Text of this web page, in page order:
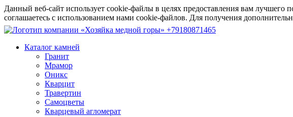
Данный веб-сайт использует cookie-файлы в целях предоставления вам лучшего
соглашаетесь с использованием нами cookie-файлов. Для получения
+79180871465
Каталог камней
Гранит
Мрамор
Оникс
Кварцит
Травертин
Самоцветы
Кварцевый агломерат